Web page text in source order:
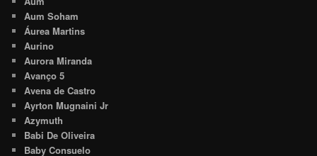
Aum Soham
Áurea Martins
Aurino
Aurora Miranda
Avanço 5
Avena de Castro
Ayrton Mugnaini Jr
Azymuth
Babi De Oliveira
Baby Consuelo